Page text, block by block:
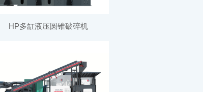
HP多缸液压圆锥破碎机